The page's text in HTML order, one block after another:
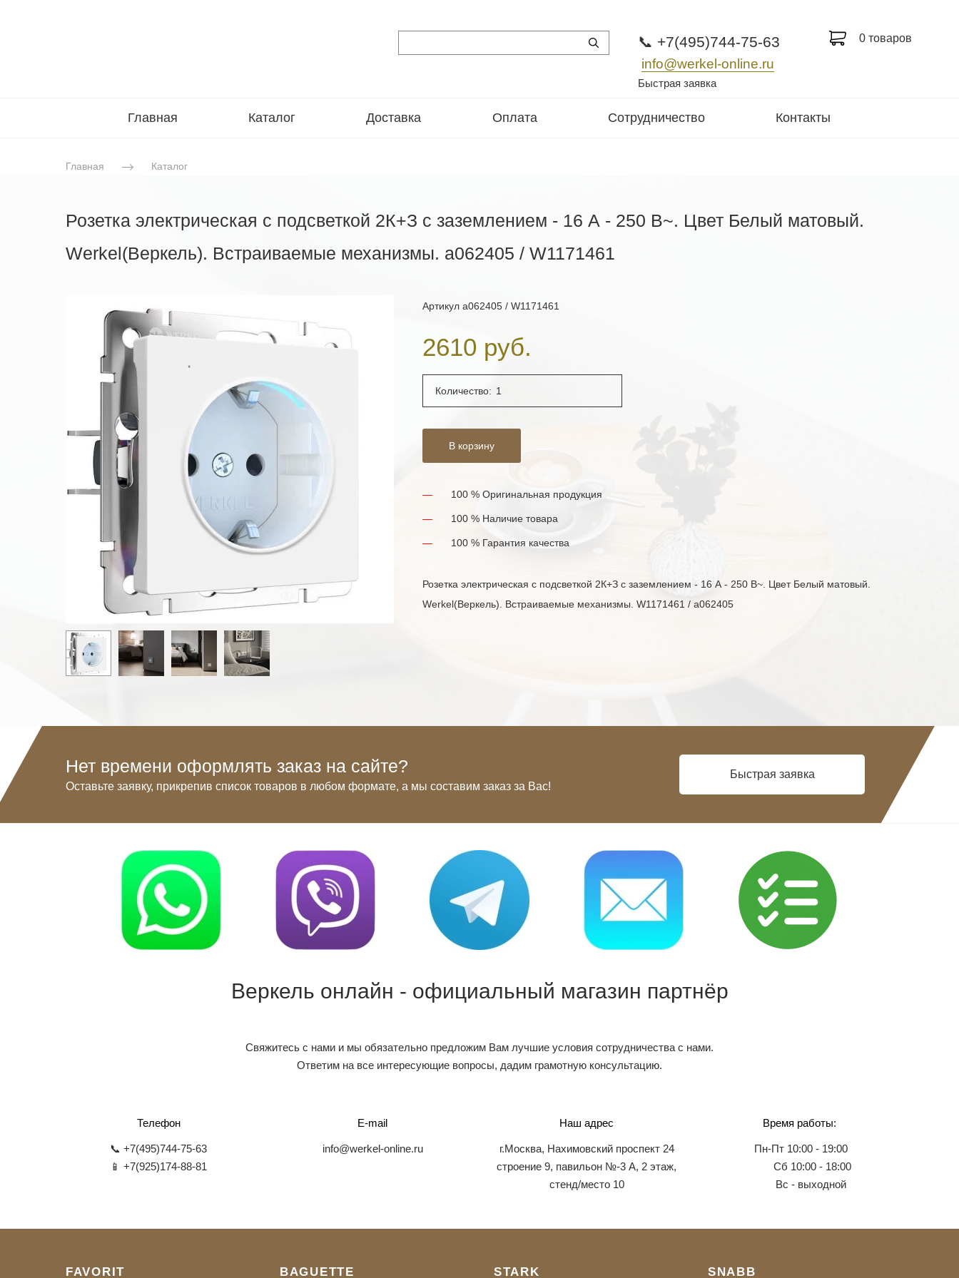
📞 +7(495)744-75-63
info@werkel-online.ru
Быстрая заявка
0 товаров
Главная Каталог Доставка Оплата Сотрудничество Контакты
Главная Каталог
Розетка электрическая с подсветкой 2К+З с заземлением - 16 А - 250 В~. Цвет Белый матовый.
Werkel(Веркель). Встраиваемые механизмы. a062405 / W1171461
Артикул a062405 / W1171461
2610 руб.
Количество:
В корзину
100 % Оригинальная продукция
100 % Наличие товара
100 % Гарантия качества
Розетка электрическая с подсветкой 2К+З с заземлением - 16 А - 250 В~. Цвет Белый матовый.
Werkel(Веркель). Встраиваемые механизмы. W1171461 / a062405
Нет времени оформлять заказ на сайте?
Оставьте заявку, прикрепив список товаров в любом формате, а мы составим заказ за Вас!
Быстрая заявка
Веркель онлайн - официальный магазин партнёр
Свяжитесь с нами и мы обязательно предложим Вам лучшие условия сотрудничества с нами.
Ответим на все интересующие вопросы, дадим грамотную консультацию.
Телефон
📞 +7(495)744-75-63
📱 +7(925)174-88-81
E-mail
info@werkel-online.ru
Наш адрес
г.Москва, Нахимовский проспект 24
строение 9, павильон №-3 А, 2 этаж,
стенд/место 10
Время работы:
Пн-Пт 10:00 - 19:00
Сб 10:00 - 18:00
Вс - выходной
FAVORIT BAGUETTE STARK SNABB